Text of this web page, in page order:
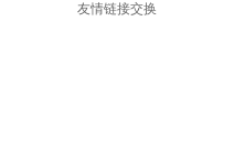
友情链接交换